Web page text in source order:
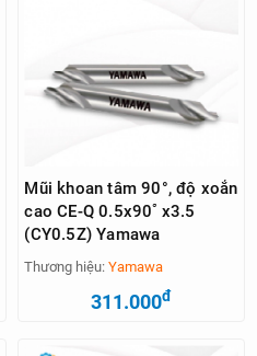
Mũi khoan tâm 90°, độ xoắn
cao CE-Q 0.5x90ﾟx3.5
(CY0.5Z) Yamawa
Thương hiệu:Yamawa
311.000đ